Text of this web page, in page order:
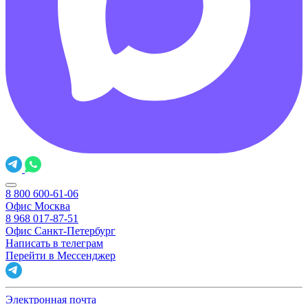
8 800 600-61-06
Офис Москва
8 968 017-87-51
Офис Санкт-Петербург
Написать в телеграм
Перейти в Мессенджер
Электронная почта